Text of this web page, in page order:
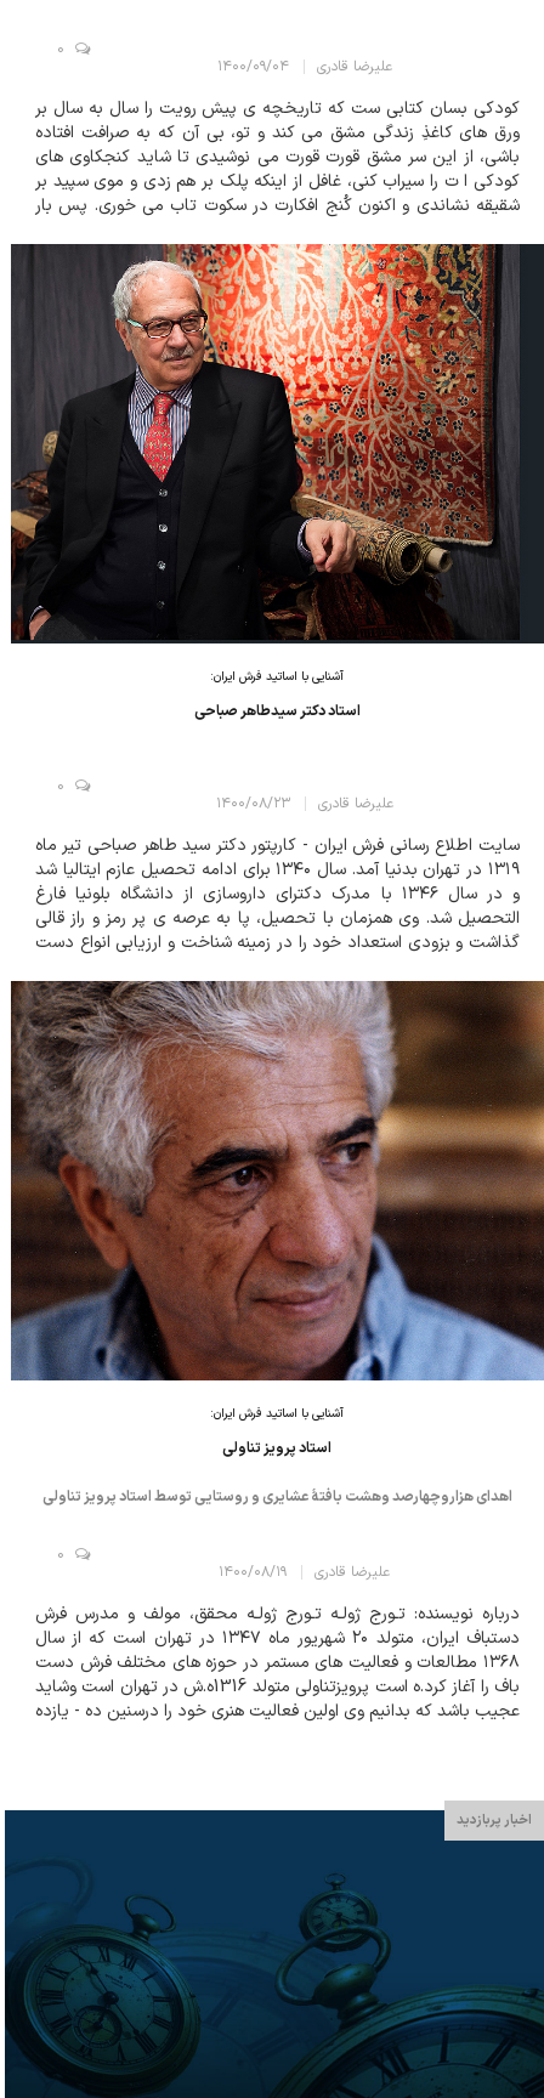
علیرضا قادری ۱۴۰۰/۰۹/۰۴
0
کودکی بسان کتابی ست که تاریخچه ی پیش رویت را سال به سال بر
ورق های کاغذِ زندگی مشق می کند و تو، بی آن که به صرافت افتاده
باشی، از این سر مشق قورت قورت می نوشیدی تا شاید کنجکاوی های
کودکی ا ت را سیراب کنی، غافل از اینکه پلک بر هم زدی و موی سپید بر
شقیقه نشاندی و اکنون کُنج افکارت در سکوت تاب می خوری. پس بار
بری تا به شاخ نباتی ا...
آشنایی با اساتید فرش ایران:
استاد دکتر سیدطاهر صباحی
علیرضا قادری ۱۴۰۰/۰۸/۲۳
0
سایت اطلاع رسانی فرش ایران - کارپتور دکتر سید طاهر صباحی تیر ماه
۱۳۱۹ در تهران بدنیا آمد. سال ۱۳۴۰ برای ادامه تحصیل عازم ایتالیا شد
و در سال ۱۳۴۶ با مدرک دکترای داروسازی از دانشگاه بلونیا فارغ
التحصیل شد. وی همزمان با تحصیل، پا به عرصه ی پر رمز و راز قالی
گذاشت و بزودی استعداد خود را در زمینه شناخت و ارزیابی انواع دست
بعنوان ک...
آشنایی با اساتید فرش ایران:
استاد پرویز تناولی
اهدای هزاروچهارصد وهشت بافتۀ عشایری و روستایی توسط استاد پرویز تناولی
علیرضا قادری ۱۴۰۰/۰۸/۱۹
0
درباره نویسنده: تـورج ژولـه تـورج ژولـه محقق، مولف و مدرس فرش
دستباف ایران، متولد ۲۰ شهريور ماه ۱۳۴۷ در تهران است که از سال
۱۳۶۸ مطالعات و فعالیت های مستمر در حوزه های مختلف فرش دست
باف را آغاز کرد.ه است پرویزتناولی متولد 1316ه.ش در تهران است وشاید
عجیب باشد که بدانیم وی اولین فعالیت هنری خود را درسنین ده - یازده
اخبار پربازدید